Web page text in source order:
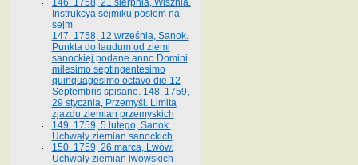
146. 1758, 21 sierpnia, Wisznia.
Instrukcya sejmiku posłom na
sejm
147. 1758, 12 września, Sanok.
Punkta do laudum od ziemi
sanockiej podane anno Domini
milesimo septingentesimo
quinquagesimo octavo die 12
Septembris spisane. 148. 1759,
29 stycznia, Przemyśl. Limita
zjazdu ziemian przemyskich
149. 1759, 5 lutego, Sanok.
Uchwały ziemian sanockich
150. 1759, 26 marca, Lwów.
Uchwały ziemian lwowskich